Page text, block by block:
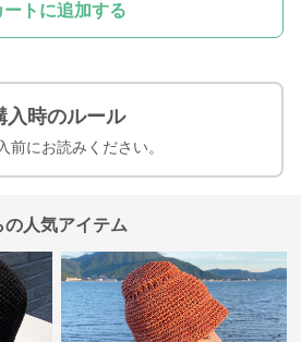
ートに追加する
入時のルール
前にお読みください。
人気アイテム